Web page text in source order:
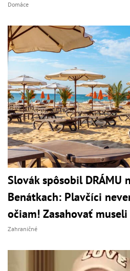
Domáce
Slovák spôsobil DRÁMU
Benátkach: Plavčíci
očiam! Zasahovať
Zahraničné